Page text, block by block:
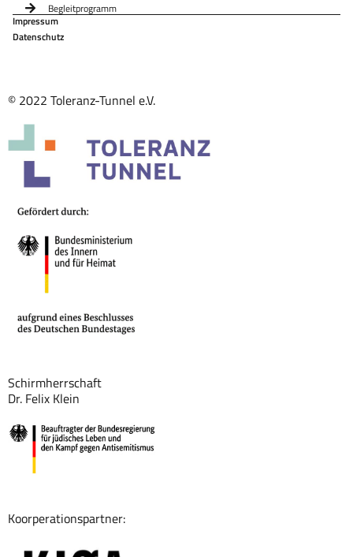
Begleitprogramm
Impressum
Datenschutz
© 2022 Toleranz-Tunnel e.V.
Schirmherrschaft
Dr. Felix Klein
Koorperationspartner: